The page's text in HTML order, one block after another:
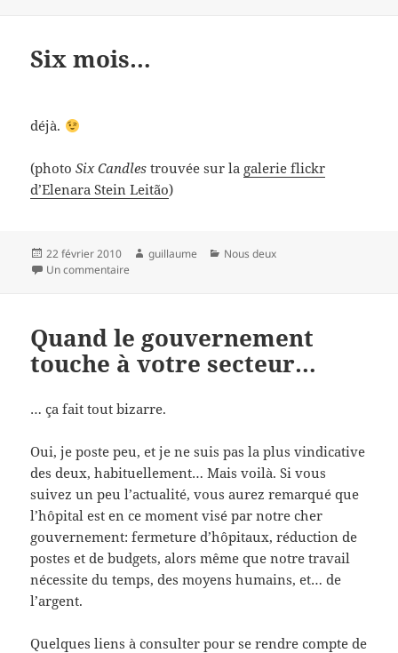
Six mois…
déjà.
(photoSix Candles trouvée sur la galerie flickr
d’Elenara Stein Leitão)
Publié
le
22 février 2010 Auteur
guillaume Catégories
Nous deux
Un commentaire
Quand le gouvernement
touche à votre secteur…
… ça fait tout bizarre.
Oui, je poste peu, et je ne suis pas la plus vindicative
des deux, habituellement… Mais voilà. Si vous
suivez un peu l’actualité, vous aurez remarqué que
l’hôpital est en ce moment visé par notre cher
gouvernement: fermeture d’hôpitaux, réduction de
postes et de budgets, alors même que notre travail
nécessite du temps, des moyens humains, et… de
l’argent.
Quelques liens à consulter pour se rendre compte de